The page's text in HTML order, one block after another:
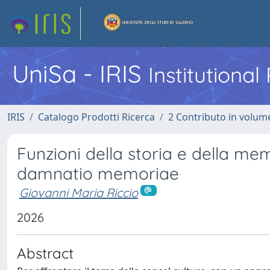
UniSa - IRIS Institutional
IRIS Catalogo Prodotti Ricerca 2 Contributo in
Funzioni della storia e della
damnatio memoriae
Giovanni Maria Riccio
2026
Abstract